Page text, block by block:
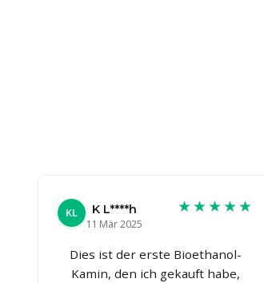
KL
K L****h
11 Mär 2025
★★★★★
Dies ist der erste Bioethanol-
Kamin, den ich gekauft habe,